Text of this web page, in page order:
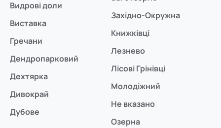
Видрові доли
Виставка
Гречани
Дендропарковий
Дехтярка
Дивокрай
Дубове
Західно-Окружна
Книжківці
Лезнево
Лісові Грінівці
Молодіжний
Не вказано
Озерна